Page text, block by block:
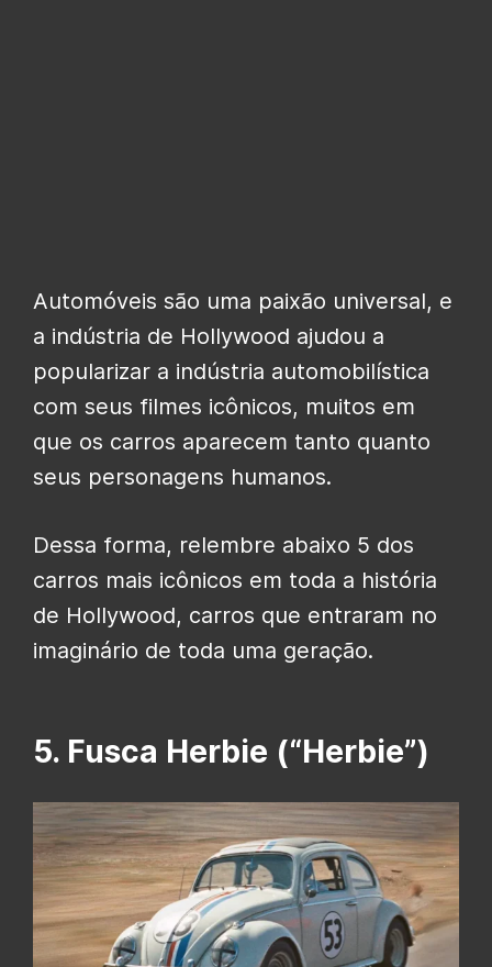
Automóveis são uma paixão universal, e
a indústria de Hollywood ajudou a
popularizar a indústria automobilística
com seus filmes icônicos, muitos em
que os carros aparecem tanto quanto
seus personagens humanos.
Dessa forma, relembre abaixo 5 dos
carros mais icônicos em toda a história
de Hollywood, carros que entraram no
imaginário de toda uma geração.
5. Fusca Herbie (“Herbie”)